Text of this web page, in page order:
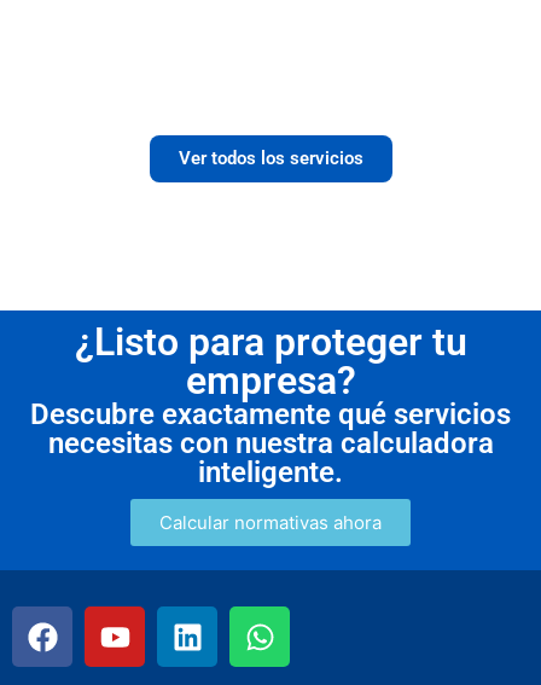
Ver todos los servicios
¿Listo para proteger tu
empresa?
Descubre exactamente qué servicios
necesitas con nuestra calculadora
inteligente.
Calcular normativas ahora